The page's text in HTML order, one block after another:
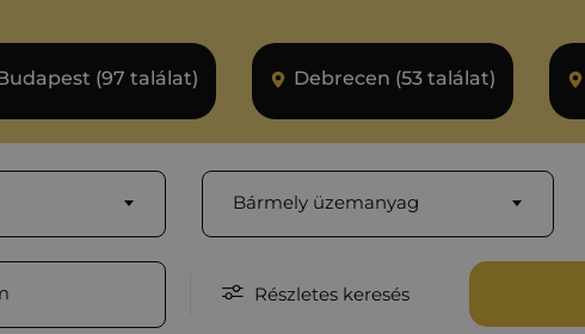
(97 találat) Debrecen (53 találat)
Bármely üzemanyag
Részletes keresés